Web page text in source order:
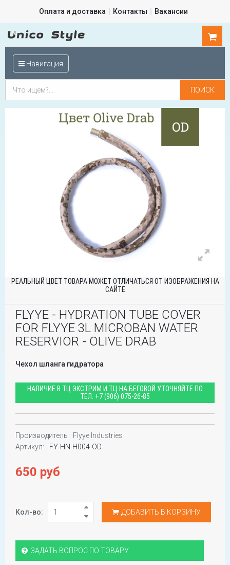
Оплата и доставка Контакты Вакансии
Навигация
РЕАЛЬНЫЙ ЦВЕТ ТОВАРА МОЖЕТ ОТЛИЧАТЬСЯ ОТ ИЗОБРАЖЕНИЯ НА
САЙТЕ
FLYYE - HYDRATION TUBE COVER
FOR FLYYE 3L MICROBAN WATER
RESERVIOR - OLIVE DRAB
Чехол шланга гидратора
НАЛИЧИЕ В ТЦ ЭКСТРИМ И ТЦ НА БЕГОВОЙ УТОЧНЯЙТЕ ПО
ТЕЛ. +7 (906) 075-26-85
Производитель
Flyye Industries
Артикул:
FY-HN-H004-OD
650 руб
Кол-во: ДОБАВИТЬ В КОРЗИНУ
ЗАДАТЬ ВОПРОС ПО ТОВАРУ